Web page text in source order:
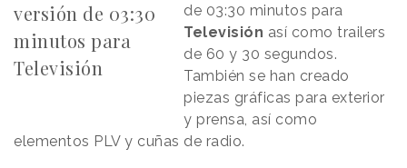
versión de 03:30
minutos para
Televisión
de 03:30 minutos para
Televisión así como trailers
de 60 y 30 segundos.
También se han creado
piezas gráficas para exterior
y prensa, así como
elementos PLV y cuñas de radio.